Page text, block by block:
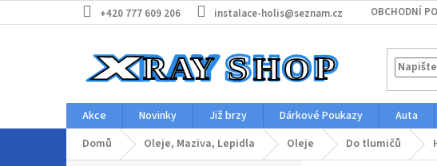
na
+420 777 609 206 instalace-holis@seznam.cz OBCHODNÍ
Akce Novinky Již brzy Dárkové Poukazy Auta
Domů
Oleje, Maziva, Lepidla Oleje Do tlumičů